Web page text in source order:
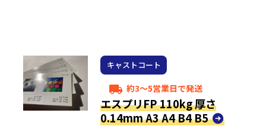
キャストコート
local_shipping 約3～5営業日で発送
エスプリFP 110kg 厚さ
0.14mm A3 A4 B4 B5